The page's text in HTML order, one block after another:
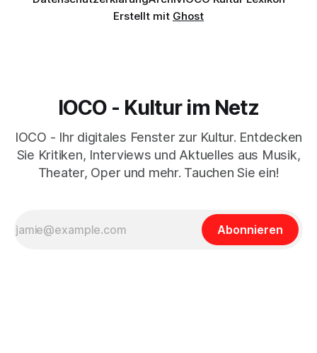
Erstellt mit Ghost
IOCO - Kultur im Netz
IOCO - Ihr digitales Fenster zur Kultur. Entdecken
Sie Kritiken, Interviews und Aktuelles aus Musik,
Theater, Oper und mehr. Tauchen Sie ein!
Abonnieren